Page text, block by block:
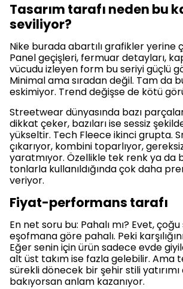
Tasarım tarafı neden bu
seviliyor?
Nike burada abartılı grafikler yerine
Panel geçişleri, fermuar detayları,
vücudu izleyen form bu seriyi güçlü
Minimal ama sıradan değil. Tam da
eskimiyor. Trend değişse de kötü
Streetwear dünyasında bazı
dikkat çeker, bazıları ise sessiz
yükseltir. Tech Fleece ikinci grupta.
çıkarıyor, kombini toparlıyor,
yaratmıyor. Özellikle tek renk ya da
tonlarla kullanıldığında çok daha
veriyor.
Fiyat-performans tarafı
En net soru bu: Pahalı mı? Evet,
eşofmana göre pahalı. Peki
Eğer senin için ürün sadece evde
alt üst takım ise fazla gelebilir. Ama
sürekli dönecek bir şehir stili
bakıyorsan anlam kazanıyor.